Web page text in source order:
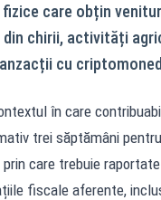
care obțin
din chirii, activități
cu
în care
trei săptămâni
care trebuie
fiscale aferente,